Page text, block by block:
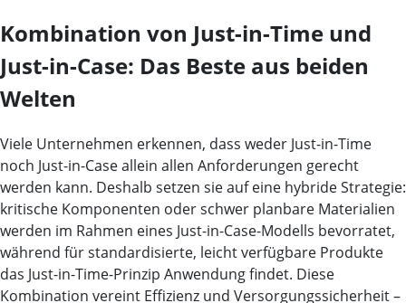
Kombination von Just-in-Time und
Just-in-Case: Das Beste aus beiden
Welten
Viele Unternehmen erkennen, dass weder Just-in-Time
noch Just-in-Case allein allen Anforderungen gerecht
werden kann. Deshalb setzen sie auf eine hybride Strategie:
kritische Komponenten oder schwer planbare Materialien
werden im Rahmen eines Just-in-Case-Modells bevorratet,
während für standardisierte, leicht verfügbare Produkte
das Just-in-Time-Prinzip Anwendung findet. Diese
Kombination vereint Effizienz und Versorgungssicherheit –